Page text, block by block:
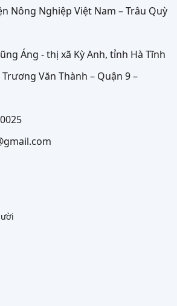
Nông Nghiệp Việt Nam – Trâu Quỳ
Áng - thị xã Kỳ Anh, tỉnh Hà Tĩnh
Văn Thành – Quận 9 –